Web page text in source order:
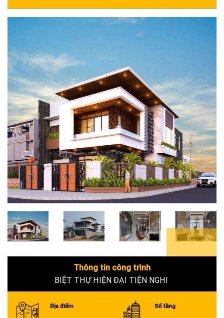
Thông tin công trình
BIỆT THỰ HIỆN ĐẠI TIỆN NGHI
Địa điểm Số tầng